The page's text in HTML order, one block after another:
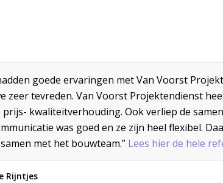
goede ervaringen met Van Voorst
zeer tevreden. Van Voorst Projektendienst
prijs- kwaliteitverhouding. Ook verliep de
was goed en ze zijn heel flexibel.
met het bouwteam.” Lees hier de hele
Rijntjes
AANMELDEN NIEUWSBRIEF